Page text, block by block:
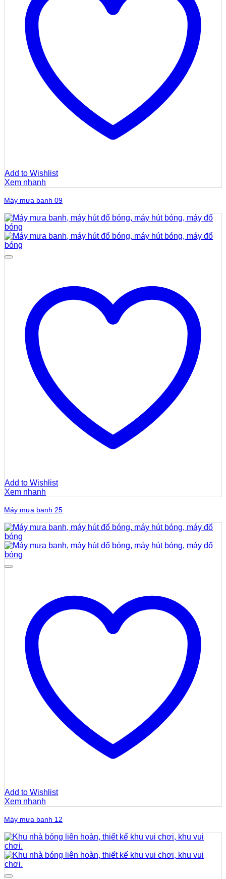
Add to Wishlist
Xem nhanh
Máy mưa banh 09
Add to Wishlist
Xem nhanh
Máy mưa banh 25
Add to Wishlist
Xem nhanh
Máy mưa banh 12